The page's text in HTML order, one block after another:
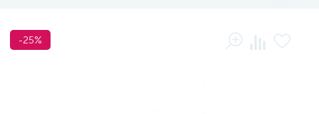
-25%